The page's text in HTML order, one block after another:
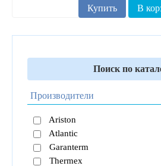
Купить
В
Поиск по
Производители
Ariston
Atlantic
Garanterm
Thermex